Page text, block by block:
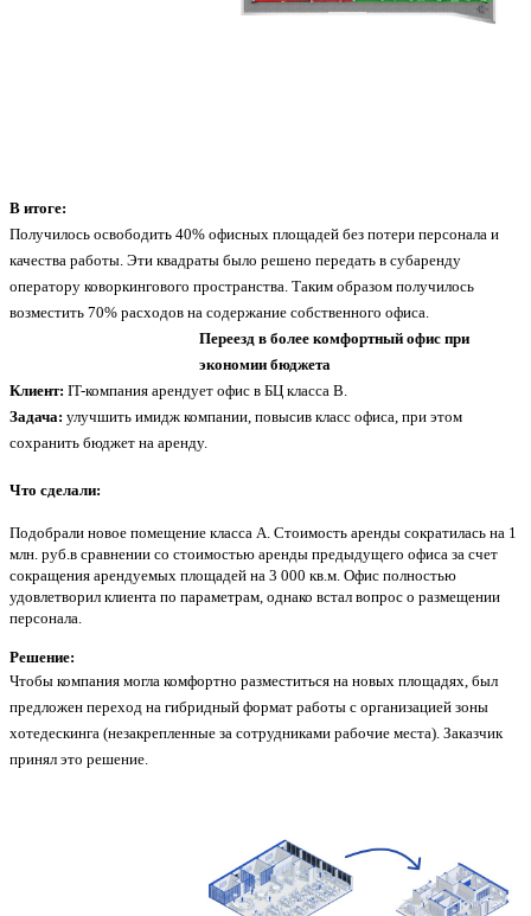
В итоге:
Получилось освободить 40% офисных площадей без потери персонала и
качества работы. Эти квадраты было решено передать в субаренду
оператору коворкингового пространства. Таким образом получилось
возместить 70% расходов на содержание собственного офиса.
Переезд в более комфортный офис при
экономии бюджета
Клиент: IT-компания арендует офис в БЦ класса B.
Задача: улучшить имидж компании, повысив класс офиса, при этом
сохранить бюджет на аренду.
Что сделали:
Подобрали новое помещение класса А. Стоимость аренды сократилась на 1
млн. руб.в сравнении со стоимостью аренды предыдущего офиса за счет
сокращения арендуемых площадей на 3 000 кв.м. Офис полностью
удовлетворил клиента по параметрам, однако встал вопрос о размещении
персонала.
Решение:
Чтобы компания могла комфортно разместиться на новых площадях, был
предложен переход на гибридный формат работы с организацией зоны
хотедескинга (незакрепленные за сотрудниками рабочие места). Заказчик
принял это решение.